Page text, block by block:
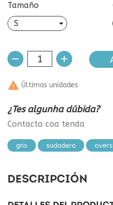
Tamaño
 Últimas unidades
¿Tes algunha dúbida?
Contacta coa tenda
gris sudadera
DESCRIPCIÓN